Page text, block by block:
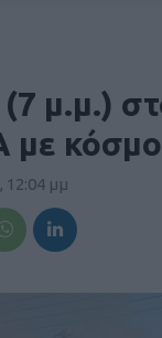
μ.μ.)
με κόσμο
12:04 μμ